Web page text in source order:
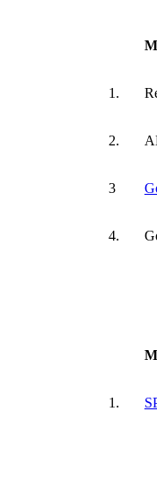
1.
2.
3
4.
1.